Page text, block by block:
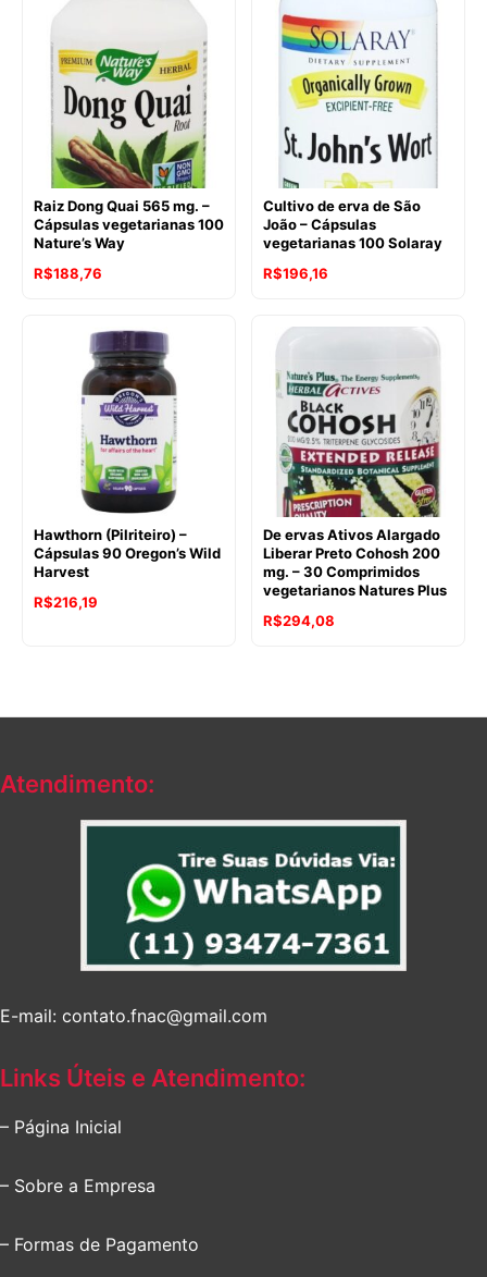
Raiz Dong Quai 565 mg. –
Cápsulas vegetarianas 100
Nature’s Way
R$188,76
Cultivo de erva de São
João – Cápsulas
vegetarianas 100 Solaray
R$196,16
Hawthorn (Pilriteiro) –
Cápsulas 90 Oregon’s Wild
Harvest
R$216,19
De ervas Ativos Alargado
Liberar Preto Cohosh 200
mg. – 30 Comprimidos
vegetarianos Natures Plus
R$294,08
Atendimento:
E-mail: contato.fnac@gmail.com
Links Úteis e Atendimento:
– Página Inicial
– Sobre a Empresa
– Formas de Pagamento